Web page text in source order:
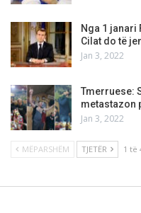
Nga 1 janari
Cilat do të
Jan 3, 2022
Tmerruese:
metastazon
Jan 3, 2022
MËPARSHËM TJETËR 1 të